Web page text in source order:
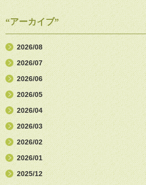
“アーカイブ”
2026/08
2026/07
2026/06
2026/05
2026/04
2026/03
2026/02
2026/01
2025/12